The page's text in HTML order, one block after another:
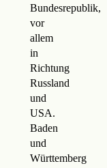
Bundesrepublik,
vor
allem
in
Richtung
Russland
und
USA.
Baden
und
Württemberg